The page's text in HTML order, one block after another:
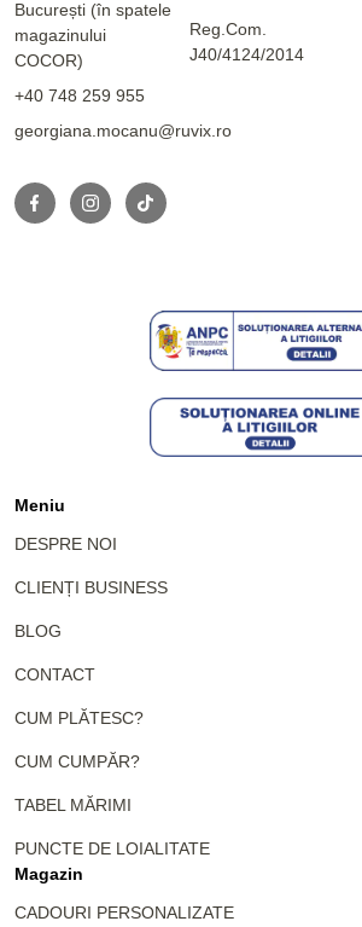
București (în spatele
magazinului
COCOR)
+40 748 259 955
georgiana.mocanu@ruvix.ro
Reg.Com.
J40/4124/2014
Meniu
DESPRE NOI
CLIENȚI BUSINESS
BLOG
CONTACT
CUM PLĂTESC?
CUM CUMPĂR?
TABEL MĂRIMI
PUNCTE DE LOIALITATE
Magazin
CADOURI PERSONALIZATE